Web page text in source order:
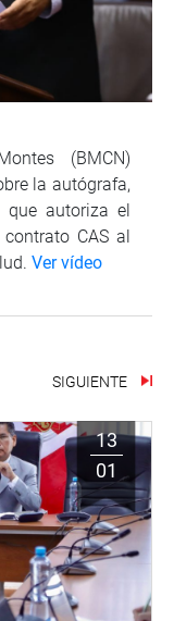
(BMCN)
la autógrafa,
que autoriza el
CAS al
Ver vídeo
SIGUIENTE
13
01